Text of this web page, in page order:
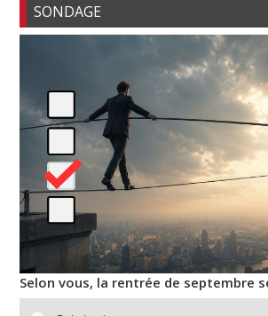
SONDAGE
Selon vous, la rentrée de septembre